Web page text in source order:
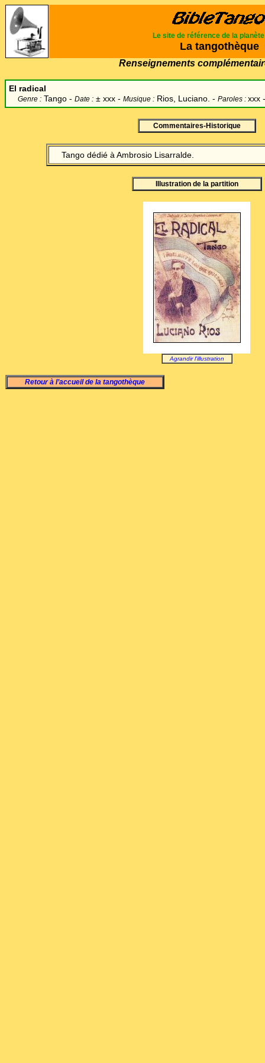
Le site de référence de la planète
La tangothèque
Renseignements
El radical
Genre : Tango - Date : ± xxx - Musique : Rios, Luciano. - Paroles : xxx -
Commentaires-Historique
Tango dédié à Ambrosio Lisarralde.
Illustration de la partition
Agrandir l'illustration
Retour à l’accueil de la tangothèque